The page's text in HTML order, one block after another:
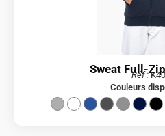
Sweat Full-
Réf :
Couleurs